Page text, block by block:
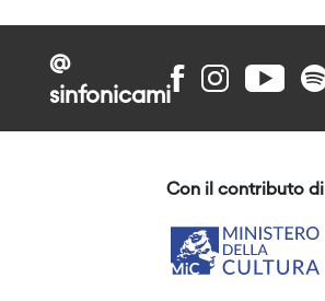
@
sinfonicami
Con il contributo di